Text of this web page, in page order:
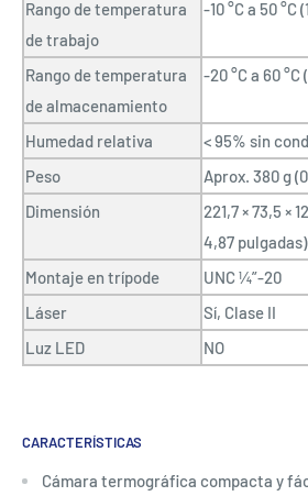
Rango de temperatura
de trabajo
-10 °C a 50 °C
Rango de temperatura
de almacenamiento
-20 °C a 60 °C
Humedad relativa
< 95% sin
Peso
Aprox. 380 g
Dimensión
221,7 × 73,5 ×
4,87 pulgadas)
Montaje en trípode
UNC ¼”-20
Láser
Sí, Clase II
Luz LED
NO
CARACTERÍSTICAS
Cámara termográfica compacta y